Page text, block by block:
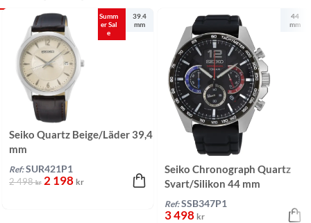
Summ
er Sal
e
39.4
mm
Seiko Quartz Beige/Läder 39,4
mm
Ref: SUR421P1
2 498kr 2 198 kr
44
mm
Seiko Chronograph Quartz
Svart/Silikon 44 mm
Ref: SSB347P1
3 498 kr